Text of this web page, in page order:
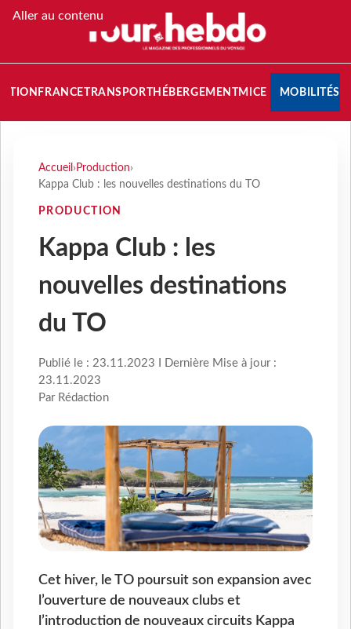
Aller au contenu
FRANCETRANSPORT HÉBERGEMENTMICE MOBILITÉS
Accueil › Production›
Kappa Club : les nouvelles destinations du TO
PRODUCTION
Kappa Club : les
nouvelles destinations
du TO
Publié le : 23.11.2023 I Dernière Mise à jour :
23.11.2023
Par Rédaction
Cet hiver, le TO poursuit son expansion avec
l’ouverture de nouveaux clubs et
l’introduction de nouveaux circuits Kappa